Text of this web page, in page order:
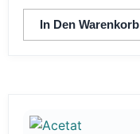
In Den Warenkorb